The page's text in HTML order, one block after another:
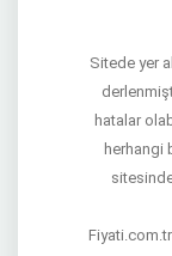
Sitede yer
hatalar
herhangi